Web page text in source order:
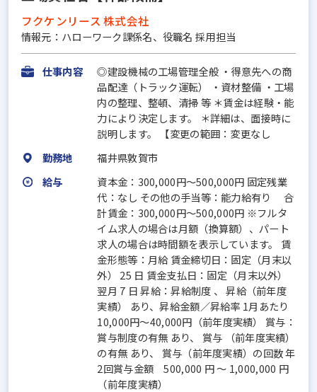
フクケンリース 株式会社
情報元：ハローワーク課係名、役職名 採用担当
仕事内容
◎建設機械の工場管理全般 ・得意先への商
品配達（トラック運転） ・資材整備 ・工場
内の整理、整頓、清掃 等 ＊賃金は経験・能
力により決定します。 ＊詳細は、面接時に
説明します。 【変更の範囲：変更なし
勤務地
福井県敦賀市
給与
資本金：300,000円〜500,000円 固定残業
代：なし その他の手当等：能力給有り 合
計賃金：300,000円～500,000円 ※フルタ
イム求人の場合は月額（換算額）、パート
求人の場合は時間額を表示しています。 賃
金形態等：月給 賃金締切日：固定（月末以
外） 25 日 賃金支払日：固定（月末以外）
翌月 7 日 昇給：昇給制度 、 昇給（前年度
実績） あり、昇給金額／昇給率 1月あたり
10,000円～40,000円（前年度実績） 賞与：
賞与制度の有無 あり、 賞与 （前年度実績）
の有無 あり、 賞与（前年度実績）の回数 年
2回賞与金額 500,000 円 ～ 1,000,000 円
（前年度実績）